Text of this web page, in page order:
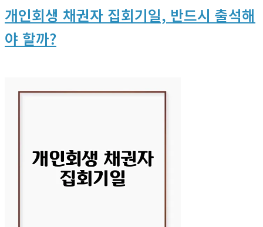
개인회생 채권자 집회기일, 반드시 출석해
야 할까?